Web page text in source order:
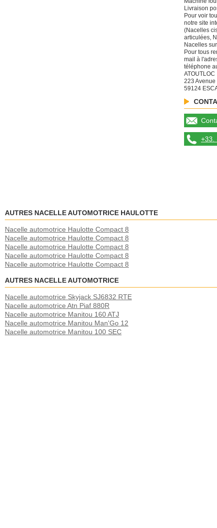
Livraison
Pour voir
notre site
(Nacelles
articulées,
Nacelles
Pour tous
mail à
téléphone
ATOUTLOC
223
59124
+33.
AUTRES NACELLE AUTOMOTRICE HAULOTTE
Nacelle automotrice Haulotte Compact 8
Nacelle automotrice Haulotte Compact 8
Nacelle automotrice Haulotte Compact 8
Nacelle automotrice Haulotte Compact 8
Nacelle automotrice Haulotte Compact 8
AUTRES NACELLE AUTOMOTRICE
Nacelle automotrice Skyjack SJ6832 RTE
Nacelle automotrice Atn Piaf 880R
Nacelle automotrice Manitou 160 ATJ
Nacelle automotrice Manitou Man'Go 12
Nacelle automotrice Manitou 100 SEC